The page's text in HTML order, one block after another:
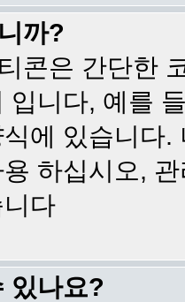
까?
콘은 간단한
입니다, 예를
에 있습니다
하십시오,
다
있나요?